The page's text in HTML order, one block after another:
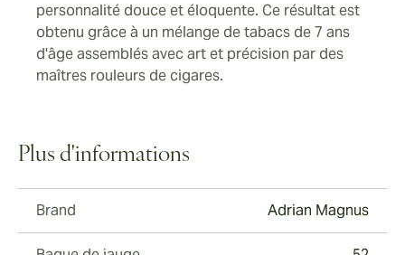
personnalité douce et éloquente. Ce résultat est
obtenu grâce à un mélange de tabacs de 7 ans
d'âge assemblés avec art et précision par des
maîtres rouleurs de cigares.
Plus d'informations
Brand Adrian Magnus